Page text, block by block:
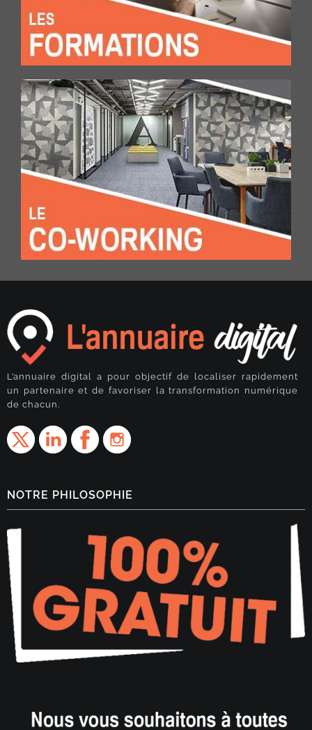
L’annuaire digital a pour objectif de localiser rapidement
un partenaire et de favoriser la transformation numérique
de chacun.
NOTRE PHILOSOPHIE